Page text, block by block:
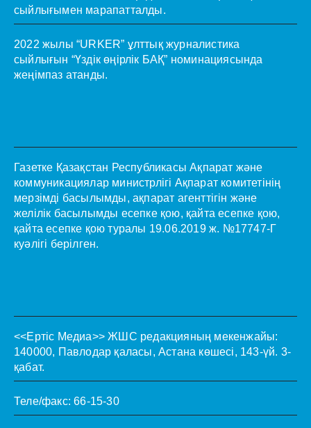
сыйлығымен марапатталды.
2022 жылы “URKER” ұлттық журналистика
сыйлығын “Үздік өңірлік БАҚ” номинациясында
жеңімпаз атанды.
Газетке Қазақстан Республикасы Ақпарат және
коммуникациялар министрлігі Ақпарат комитетінің
мерзімді басылымды, ақпарат агенттігін және
желілік басылымды есепке қою, қайта есепке қою,
қайта есепке қою туралы 19.06.2019 ж. №17747-Г
куәлігі берілген.
<<Ертіс Медиа>> ЖШС редакцияның мекенжайы:
140000, Павлодар қаласы, Астана көшесі, 143-үй. 3-
қабат.
Теле/факс: 66-15-30